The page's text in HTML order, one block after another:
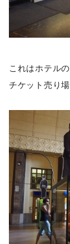
これはホテル
チケット売り場